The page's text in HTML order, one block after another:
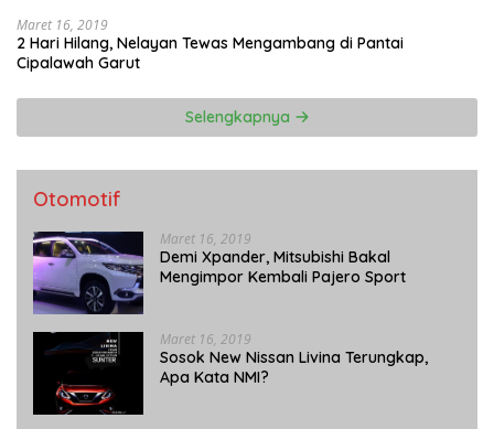
Maret 16, 2019
2 Hari Hilang, Nelayan Tewas Mengambang di Pantai
Cipalawah Garut
Selengkapnya
Otomotif
Maret 16, 2019
Demi Xpander, Mitsubishi Bakal
Mengimpor Kembali Pajero Sport
Maret 16, 2019
Sosok New Nissan Livina Terungkap,
Apa Kata NMI?